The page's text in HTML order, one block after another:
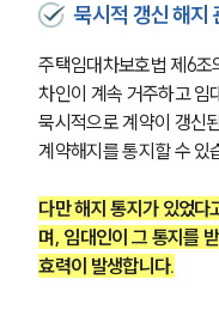
묵시적 갱신 해지
주택임대차보호법 제6조
차인이 계속 거주하고 임
묵시적으로 계약이 갱신
계약해지를 통지할 수 있
다만 해지 통지가 있었다
며, 임대인이 그 통지를
효력이 발생합니다.